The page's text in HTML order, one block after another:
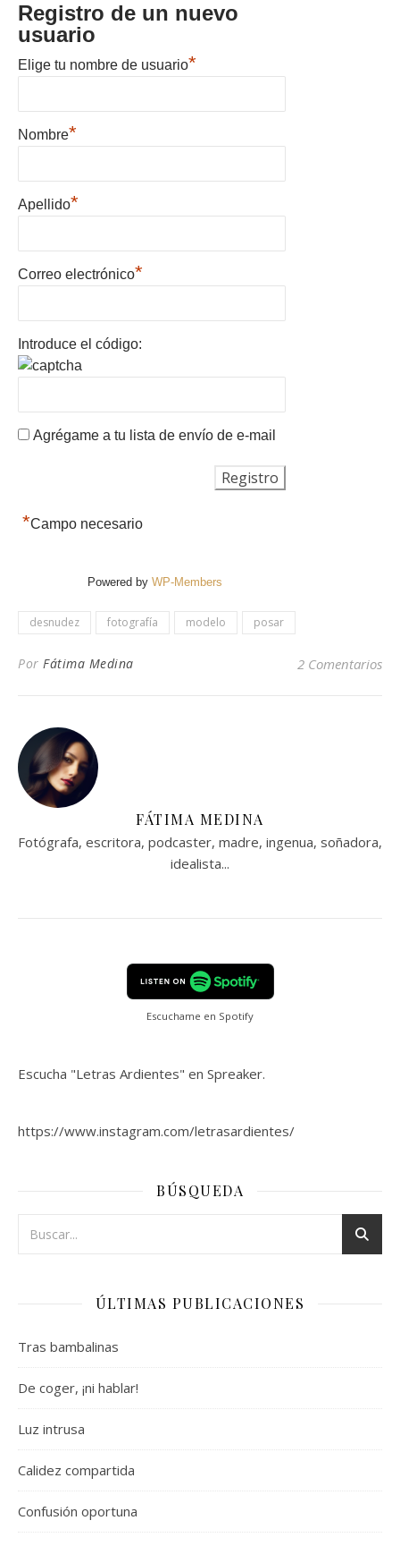
Registro de un nuevo
usuario
Elige tu nombre de usuario*
Nombre*
Apellido*
Correo electrónico*
Introduce el código:
Agrégame a tu lista de envío de e-mail
*Campo necesario
Powered by WP-Members
desnudez fotografía modelo posar
Por Fátima Medina 2 Comentarios
FÁTIMA MEDINA
Fotógrafa, escritora, podcaster, madre, ingenua, soñadora,
idealista...
Escuchame en Spotify
Escucha "Letras Ardientes" en Spreaker.
https://www.instagram.com/letrasardientes/
BÚSQUEDA
ÚLTIMAS PUBLICACIONES
Tras bambalinas
De coger, ¡ni hablar!
Luz intrusa
Calidez compartida
Confusión oportuna